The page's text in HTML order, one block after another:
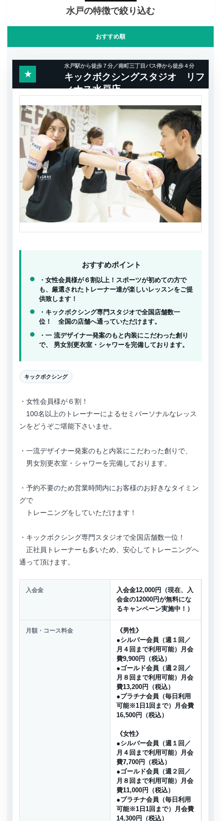
水戸の特徴で絞り込む
おすすめ順
★
水戸駅から徒歩７分／南町三丁目バス停から徒歩４分
キックボクシングスタジオ リフ
ィナス水戸店
おすすめポイント
・女性会員様が６割以上！スポーツが初めての方で
も、厳選されたトレーナー達が楽しいレッスンをご提
供致します！
・キックボクシング専門スタジオで全国店舗数一
位！ 全国の店舗へ通っていただけます。
・一 流デザイナー発案のもと内装にこだわった創り
で、 男女別更衣室・シャワーを完備しております。
キックボクシング
・女性会員様が６割！
100名以上のトレーナーによるセミパーソナルなレッス
ンをどうぞご堪能下さいませ。
・一流デザイナー発案のもと内装にこだわった創りで、
男女別更衣室・シャワーを完備しております。
・予約不要のため営業時間内にお客様のお好きなタイミン
グで
トレーニングをしていただけます！
・キックボクシング専門スタジオで全国店舗数一位！
正社員トレーナーも多いため、安心してトレーニングへ
通って頂けます。
入会金
入会金12,000円（現在、入
会金の12000円が無料にな
るキャンペーン実施中！）
月額・コース料金
《男性》
●シルバー会員（週１回／
月４回まで利用可能）月会
費9,900円（税込）
●ゴールド会員（週２回／
月８回まで利用可能）月会
費13,200円（税込）
●プラチナ会員（毎日利用
可能※1日1回まで）月会費
16,500円（税込）
《女性》
●シルバー会員（週１回／
月４回まで利用可能）月会
費7,700円（税込）
●ゴールド会員（週２回／
月８回まで利用可能）月会
費11,000円（税込）
●プラチナ会員（毎日利用
可能※1日1回まで）月会費
14,300円（税込）